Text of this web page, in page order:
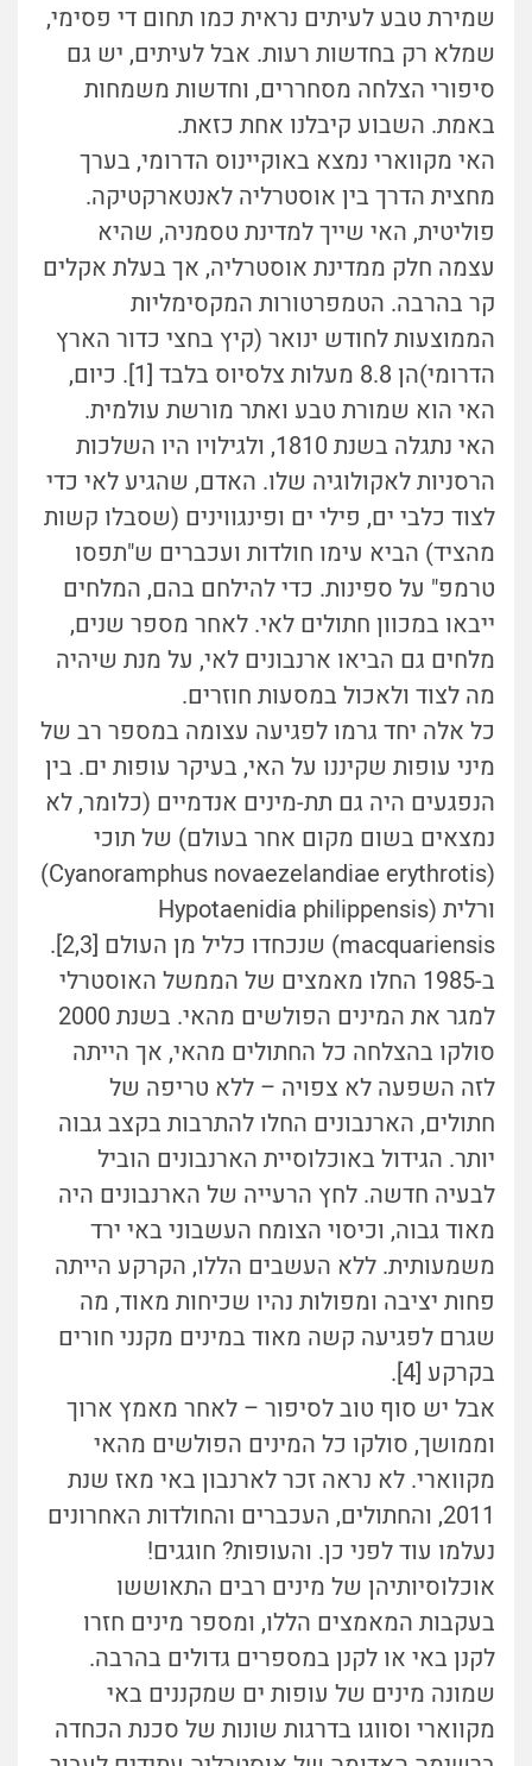
שמירת טבע לעיתים נראית כמו תחום די פסימי,
שמלא רק בחדשות רעות. אבל לעיתים, יש גם
סיפורי הצלחה מסחררים, וחדשות משמחות
באמת. השבוע קיבלנו אחת כזאת.
האי מקווארי נמצא באוקיינוס הדרומי, בערך
מחצית הדרך בין אוסטרליה לאנטארקטיקה.
פוליטית, האי שייך למדינת טסמניה, שהיא
עצמה חלק ממדינת אוסטרליה, אך בעלת אקלים
קר בהרבה. הטמפרטורות המקסימליות
הממוצעות לחודש ינואר (קיץ בחצי כדור הארץ
הדרומי)
הן 8.8 מעלות צלסיוס בלבד [1]. כיום,
האי הוא שמורת טבע ואתר מורשת עולמית.
האי נתגלה בשנת 1810, ולגילויו היו השלכות
הרסניות לאקולוגיה שלו. האדם, שהגיע לאי כדי
לצוד כלבי ים, פילי ים ופינגווינים (שסבלו קשות
מהציד) הביא עימו חולדות ועכברים ש"תפסו
טרמפ" על ספינות. כדי להילחם בהם, המלחים
ייבאו במכוון חתולים לאי. לאחר מספר שנים,
מלחים גם הביאו ארנבונים לאי, על מנת שיהיה
מה לצוד ולאכול במסעות חוזרים.
כל אלה יחד גרמו לפגיעה עצומה במספר רב של
מיני עופות שקיננו על האי, בעיקר עופות ים. בין
הנפגעים היה גם תת-מינים אנדמיים (כלומר, לא
נמצאים בשום מקום אחר בעולם) של תוכי
(Cyanoramphus novaezelandiae erythrotis)
ורלית (Hypotaenidia philippensis
macquariensis) שנכחדו כליל מן העולם [2,3].
ב-1985 החלו מאמצים של הממשל האוסטרלי
למגר את המינים הפולשים מהאי. בשנת 2000
סולקו בהצלחה כל החתולים מהאי, אך הייתה
לזה השפעה לא צפויה – ללא טריפה של
חתולים, הארנבונים החלו להתרבות בקצב גבוה
יותר. הגידול באוכלוסיית הארנבונים הוביל
לבעיה חדשה. לחץ הרעייה של הארנבונים היה
מאוד גבוה, וכיסוי הצומח העשבוני באי ירד
משמעותית. ללא העשבים הללו, הקרקע הייתה
פחות יציבה ומפולות נהיו שכיחות מאוד, מה
שגרם לפגיעה קשה מאוד במינים מקנני חורים
בקרקע [4].
אבל יש סוף טוב לסיפור – לאחר מאמץ ארוך
וממושך, סולקו כל המינים הפולשים מהאי
מקווארי. לא נראה זכר לארנבון באי מאז שנת
2011, והחתולים, העכברים והחולדות האחרונים
נעלמו עוד לפני כן. והעופות? חוגגים!
אוכלוסיותיהן של מינים רבים התאוששו
בעקבות המאמצים הללו, ומספר מינים חזרו
לקנן באי או לקנן במספרים גדולים בהרבה.
שמונה מינים של עופות ים שמקננים באי
מקווארי וסווגו בדרגות שונות של סכנת הכחדה